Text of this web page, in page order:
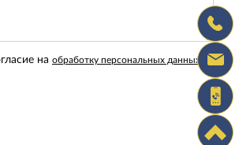
на обработку персональных данных